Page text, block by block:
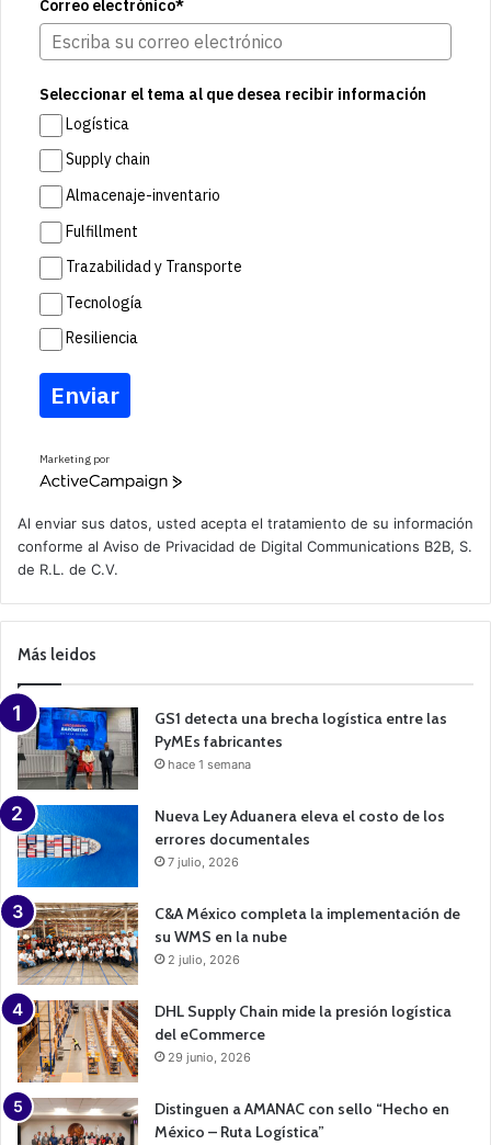
Correo electrónico*
Seleccionar el tema al que desea recibir información
Logística
Supply chain
Almacenaje-inventario
Fulfillment
Trazabilidad y Transporte
Tecnología
Resiliencia
Enviar
Marketing por
A
v
e
a
m
a
n
Al enviar sus datos, usted acepta el tratamiento de su información
conforme al Aviso de Privacidad de Digital Communications B2B, S.
de R.L. de C.V.
Más leidos
GS1 detecta una brecha logística entre las
PyMEs fabricantes
hace 1 semana
Nueva Ley Aduanera eleva el costo de los
errores documentales
7 julio, 2026
C&A México completa la implementación de
su WMS en la nube
2 julio, 2026
DHL Supply Chain mide la presión logística
del eCommerce
29 junio, 2026
Distinguen a AMANAC con sello “Hecho en
México – Ruta Logística”